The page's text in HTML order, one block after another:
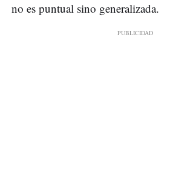
no es puntual sino generalizada.